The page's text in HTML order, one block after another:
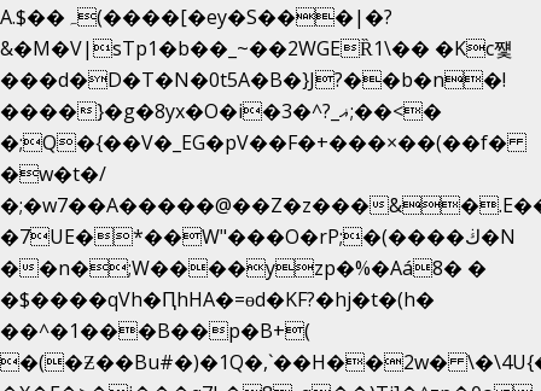
A.$��ہ(����[�ey�S���|�?
&�M�V|sTp1�b��_~��2WGEȐ1\�� �Kc쩇
���d�D�T�N�0t5A�B�}J?��b�n�!
����}�g�8yx�O�i�3�^?_ޣ;��<�
�;Q�{��V�_EG�pV��F�+���×��(��f�
�w�t�/
�;�w7��A�����@��Z�z���
�7UE�*��W"���O�rP;�(����ڬ�N
��n�;W����yzp�%�Aá8� �
�$����qVh�ԤhHA�=ɵd�KF?�hj�t�(h�
��^�1���B��p�B+(
�(�Ƶ��Bu#�)�1Q�,`��H��2w�